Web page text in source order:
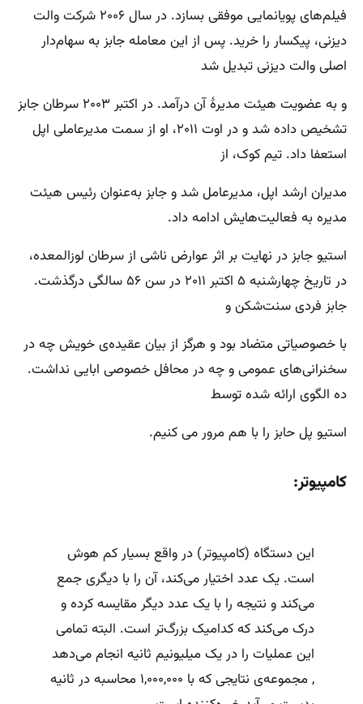
فیلم‌های پویانمایی موفقی بسازد. در سال ۲۰۰۶ شرکت والت
دیزنی، پیکسار را خرید. پس از این معامله جابز به سهام‌دار
اصلی والت دیزنی تبدیل شد
و به عضویت هیئت مدیرهٔ آن درآمد. در اکتبر ۲۰۰۳ سرطان جابز
تشخیص داده شد و در اوت ۲۰۱۱، او از سمت مدیرعاملی اپل
استعفا داد. تیم کوک، از
مدیران ارشد اپل، مدیرعامل شد و جابز به‌عنوان رئیس هیئت
مدیره به فعالیت‌هایش ادامه داد.
استیو جابز در نهایت بر اثر عوارض ناشی از سرطان لوزالمعده،
در تاریخ چهارشنبه ۵ اکتبر ۲۰۱۱ در سن ۵۶ سالگی درگذشت.
جابز فردی سنت‌شکن و
با خصوصیاتی متضاد بود و هرگز از بیان عقیده‌ی خویش چه در
سخنرانی‌های عمومی و چه در محافل خصوصی ابایی نداشت.
ده الگوی ارائه شده توسط
استیو پل حابز را با هم مرور می کنیم.
کامپیوتر:
این دستگاه (کامپیوتر) در واقع بسیار کم هوش
است. یک عدد اختیار می‌کند، آن را با دیگری جمع
می‌کند و نتیجه را با یک عدد دیگر مقایسه کرده و
درک می‌کند که کدامیک بزرگ‌تر است. البته تمامی
این عملیات را در یک میلیونیم ثانیه انجام می‌دهد
, مجموعه‌ی نتایجی که با ۱,۰۰۰,۰۰۰ محاسبه در ثانیه